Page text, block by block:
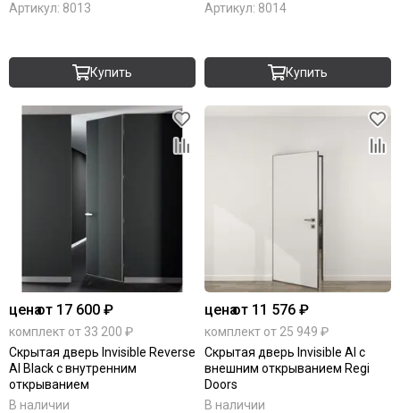
Артикул: 8013
Купить
Артикул: 8014
Купить
ценаот 17 600 ₽
комплект от 33 200 ₽
Скрытая дверь Invisible Reverse
Al Black с внутренним
открыванием
В наличии
ценаот 11 576 ₽
комплект от 25 949 ₽
Скрытая дверь Invisible Al с
внешним открыванием Regi
Doors
В наличии